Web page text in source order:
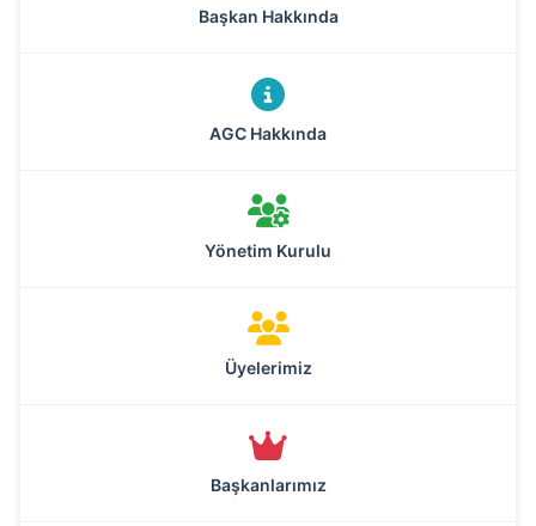
Başkan Hakkında
AGC Hakkında
Yönetim Kurulu
Üyelerimiz
Başkanlarımız